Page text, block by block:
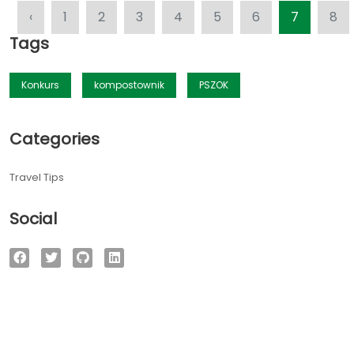
‹ 1 2 3 4 5 6 7 8
Tags
Konkurs kompostownik PSZOK
Categories
Travel Tips
Social